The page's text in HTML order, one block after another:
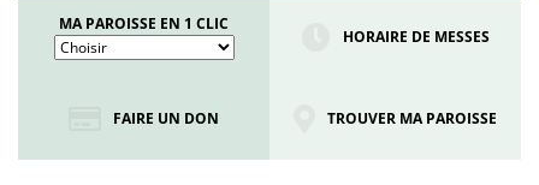
MA PAROISSE EN 1 CLIC
HORAIRE DE MESSES
FAIRE UN DON TROUVER MA PAROISSE